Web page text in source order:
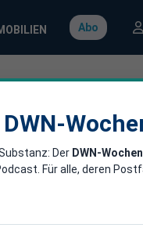
Abo
DWN-
Der DWN-
Für alle, deren